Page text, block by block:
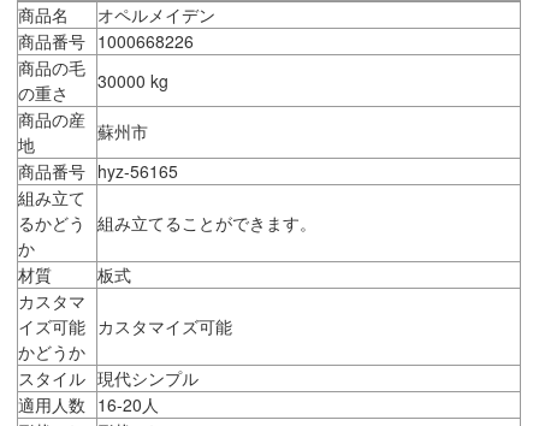
商品名
オペルメイデン
商品番号 1000668226
商品の毛
の重さ
30000 kg
商品の産
地
蘇州市
商品番号 hyz-56165
組み立て
るかどう
か
組み立てることができます。
材質
板式
カスタマ
イズ可能
かどうか
カスタマイズ可能
スタイル 現代シンプル
適用人数 16-20人